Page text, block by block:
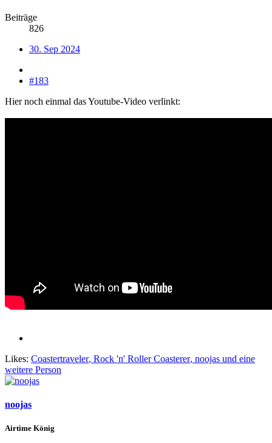
Beiträge
826
30. Sep 2024
#183
Hier noch einmal das Youtube-Video verlinkt:
Likes: Coastertraveler, Rock 'n' Roller Coasterer, noojas und eine
weitere Person
noojas
Airtime König